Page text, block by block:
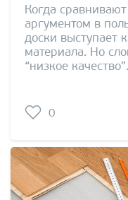
Когда
аргументом в
доски выступает
материала. Но
“низкое
0